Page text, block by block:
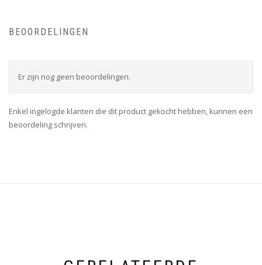
BEOORDELINGEN
Er zijn nog geen beoordelingen.
Enkel ingelogde klanten die dit product gekocht hebben, kunnen een
beoordeling schrijven.